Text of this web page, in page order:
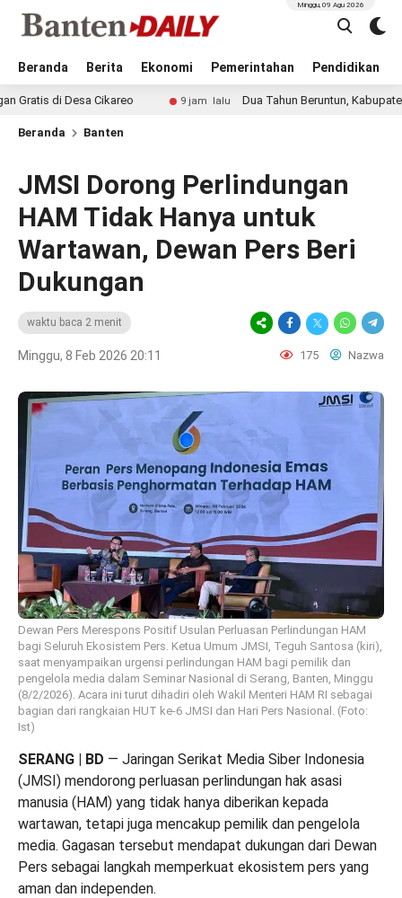
Beranda Berita Ekonomi Pemerintahan Pendidikan
Minggu, 09 Agu 2026
Desa Cikareo 9 jam lalu Dua Tahun Beruntun, Kabupaten
Beranda Banten
JMSI Dorong Perlindungan
HAM Tidak Hanya untuk
Wartawan, Dewan Pers Beri
Dukungan
waktu baca 2 menit
Minggu, 8 Feb 2026 20:11 175 Nazwa
Dewan Pers Merespons Positif Usulan Perluasan Perlindungan HAM
bagi Seluruh Ekosistem Pers. Ketua Umum JMSI, Teguh Santosa (kiri),
saat menyampaikan urgensi perlindungan HAM bagi pemilik dan
pengelola media dalam Seminar Nasional di Serang, Banten, Minggu
(8/2/2026). Acara ini turut dihadiri oleh Wakil Menteri HAM RI sebagai
bagian dari rangkaian HUT ke-6 JMSI dan Hari Pers Nasional. (Foto:
Ist)
SERANG | BD — Jaringan Serikat Media Siber Indonesia
(JMSI) mendorong perluasan perlindungan hak asasi
manusia (HAM) yang tidak hanya diberikan kepada
wartawan, tetapi juga mencakup pemilik dan pengelola
media. Gagasan tersebut mendapat dukungan dari Dewan
Pers sebagai langkah memperkuat ekosistem pers yang
aman dan independen.